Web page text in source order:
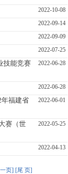
2022-10-08
2022-09-14
2022-09-09
2022-07-25
技能竞赛
2022-06-28
2022-06-28
福建省
2022-06-01
赛（世
2022-05-25
2022-04-13
页] [尾 页]